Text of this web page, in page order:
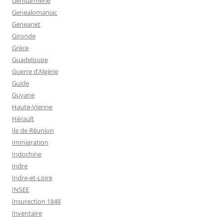
Genealomaniac
Geneanet
Gironde
Grèce
Guadeloupe
Guerre d’Algérie
Guide
Guyane
Haute-Vienne
Hérault
Ile de Réunion
Immigration
Indochine
Indre
Indre-et-Loire
INSEE
Insurection 1848
Inventaire